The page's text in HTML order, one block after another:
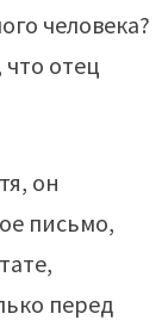
человека?
отец
он
письмо,
перед